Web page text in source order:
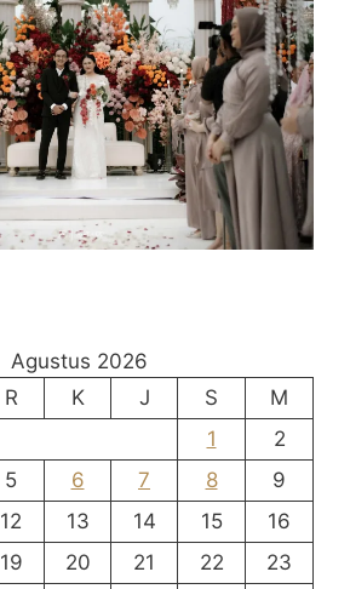
Agustus 2026
R K J S
M
1
2
5 6 7 8
9
12 13 14 15
16
19 20 21 22
23